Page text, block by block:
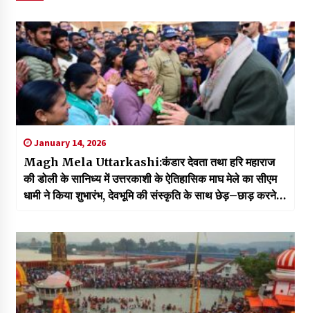
January 14, 2026
Magh Mela Uttarkashi:कंडार देवता तथा हरि महाराज
की डोली के सानिध्य में उत्तरकाशी के ऐतिहासिक माघ मेले का सीएम
धामी ने किया शुभारंभ, देवभूमि की संस्कृति के साथ छेड़–छाड़ करने